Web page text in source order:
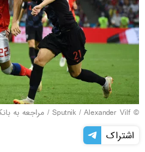
© Sputnik / Alexander Vilf
/ مراجعه به
اشتراک